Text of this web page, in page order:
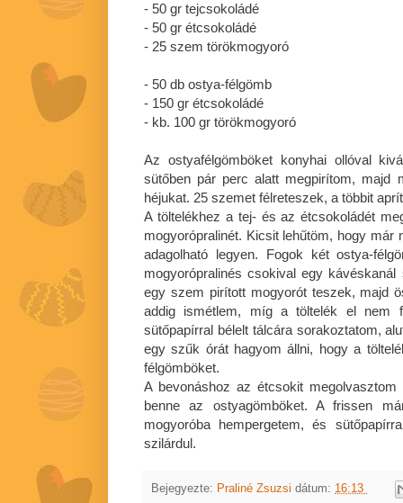
- 50 gr tejcsokoládé
- 50 gr étcsokoládé
- 25 szem törökmogyoró
- 50 db ostya-félgömb
- 150 gr étcsokoládé
- kb. 100 gr törökmogyoró
Az ostyafélgömböket konyhai ollóval
sütőben pár perc alatt megpirítom, majd
héjukat. 25 szemet félreteszek, a többit
A töltelékhez a tej- és az étcsokoládét
mogyorópralinét. Kicsit lehűtöm, hogy már
adagolható legyen. Fogok két ostya-
mogyorópralinés csokival egy
egy szem pirított mogyorót teszek, majd
addig ismétlem, míg a töltelék el nem
sütőpapírral bélelt tálcára sorakoztatom,
egy szűk órát hagyom állni, hogy a
félgömböket.
A bevonáshoz az étcsokit
benne az ostyagömböket. A frissen
mogyoróba hempergetem, és
szilárdul.
Bejegyezte: Praliné Zsuzsi dátum: 16:13